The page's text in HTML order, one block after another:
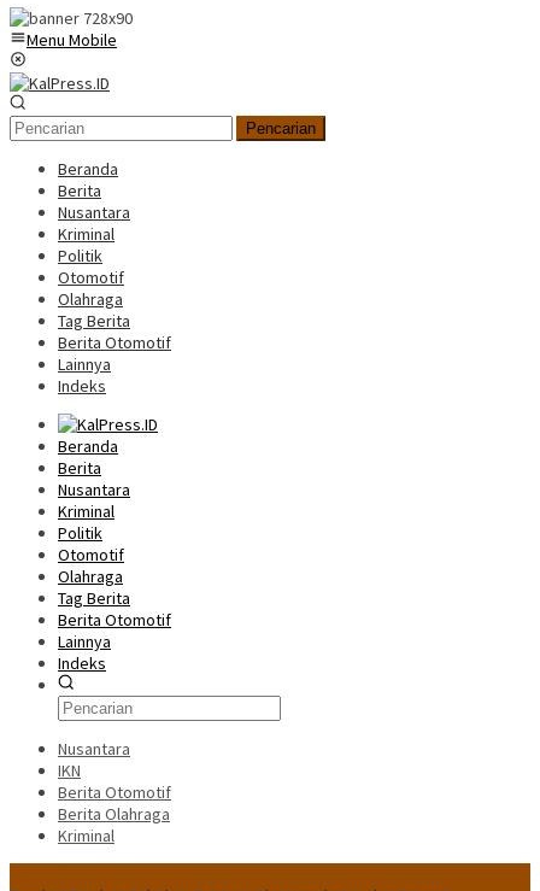
Menu Mobile
Pencarian
Beranda
Berita
Nusantara
Kriminal
Politik
Otomotif
Olahraga
Tag Berita
Berita Otomotif
Lainnya
Indeks
Beranda
Berita
Nusantara
Kriminal
Politik
Otomotif
Olahraga
Tag Berita
Berita Otomotif
Lainnya
Indeks
Nusantara
IKN
Berita Otomotif
Berita Olahraga
Kriminal